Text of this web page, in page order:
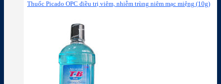
Thuốc Picado OPC điều trị viêm, nhiễm trùng niêm mạc miệng (10g)